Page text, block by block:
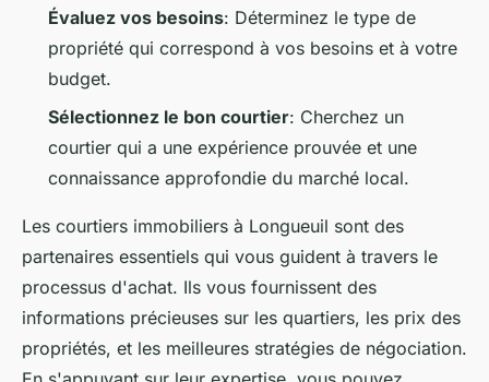
Évaluez vos besoins: Déterminez le type de
propriété qui correspond à vos besoins et à votre
budget.
Sélectionnez le bon courtier: Cherchez un
courtier qui a une expérience prouvée et une
connaissance approfondie du marché local.
Les courtiers immobiliers à Longueuil sont des
partenaires essentiels qui vous guident à travers le
processus d'achat. Ils vous fournissent des
informations précieuses sur les quartiers, les prix des
propriétés, et les meilleures stratégies de négociation.